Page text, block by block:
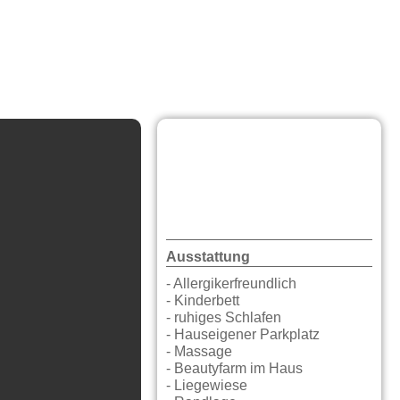
Ausstattung
- Allergikerfreundlich
- Kinderbett
- ruhiges Schlafen
- Hauseigener Parkplatz
- Massage
- Beautyfarm im Haus
- Liegewiese